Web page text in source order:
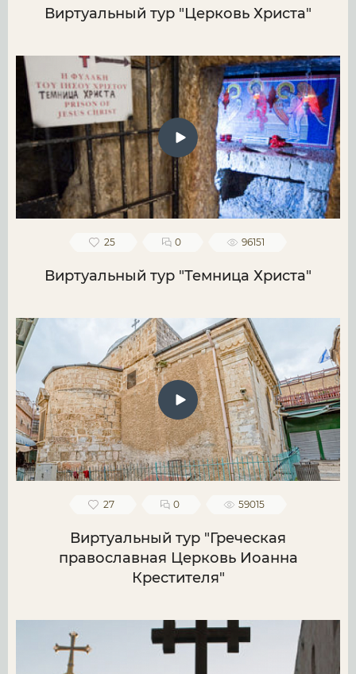
Виртуальный тур "Церковь Христа"
25 0 96151
Виртуальный тур "Темница Христа"
27 0 59015
Виртуальный тур "Греческая
православная Церковь Иоанна
Крестителя"